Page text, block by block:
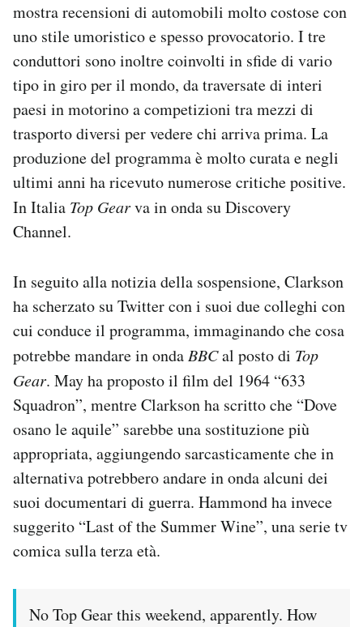
mostra recensioni di automobili molto costose con
uno stile umoristico e spesso provocatorio. I tre
conduttori sono inoltre coinvolti in sfide di vario
tipo in giro per il mondo, da traversate di interi
paesi in motorino a competizioni tra mezzi di
trasporto diversi per vedere chi arriva prima. La
produzione del programma è molto curata e negli
ultimi anni ha ricevuto numerose critiche positive.
In Italia Top Gearva in onda su Discovery
Channel.
In seguito alla notizia della sospensione, Clarkson
ha scherzato su Twitter con i suoi due colleghi con
cui conduce il programma, immaginando che cosa
potrebbe mandare in onda BBCal posto di Top
Gear. May ha proposto il film del 1964 “633
Squadron”, mentre Clarkson ha scritto che “Dove
osano le aquile” sarebbe una sostituzione più
appropriata, aggiungendo sarcasticamente che in
alternativa potrebbero andare in onda alcuni dei
suoi documentari di guerra. Hammond ha invece
suggerito “Last of the Summer Wine”, una serie tv
comica sulla terza età.
No Top Gear this weekend, apparently. How